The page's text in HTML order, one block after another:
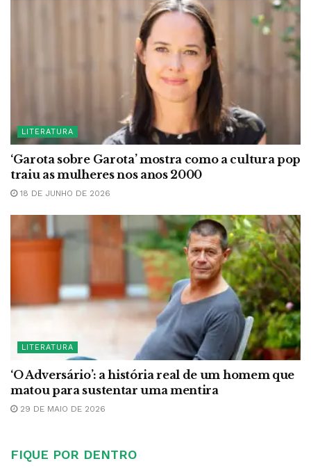
LITERATURA
‘Garota sobre Garota’ mostra como a cultura pop
traiu as mulheres nos anos 2000
18 DE JUNHO DE 2026
LITERATURA
‘O Adversário’: a história real de um homem que
matou para sustentar uma mentira
29 DE MAIO DE 2026
FIQUE POR DENTRO